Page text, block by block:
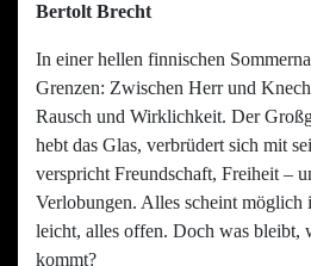
Bertolt Brecht
In einer hellen finnischen
Grenzen: Zwischen Herr und
Rausch und Wirklichkeit. Der
hebt das Glas, verbrüdert sich mit
verspricht Freundschaft, Freiheit –
Verlobungen. Alles scheint möglich
leicht, alles offen. Doch was bleibt,
kommt?